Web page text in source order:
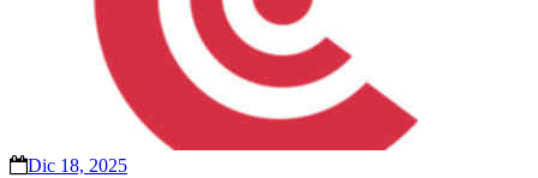
Dic 18, 2025